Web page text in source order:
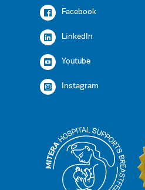
Facebook
LinkedIn
Youtube
Instagram